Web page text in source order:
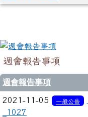
週會報告事項
週會報告事項
2021-11-05 一般公告
_1027